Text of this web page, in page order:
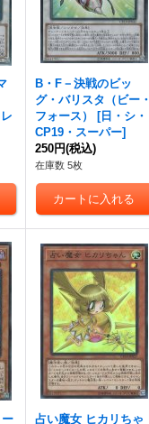
B・F－決戦のビッ
グ・バリスタ（ビー・
フォース）
[日・シ・
CP19・スーパー]
250円(税込)
在庫数 5枚
占い魔女 ヒカリちゃ